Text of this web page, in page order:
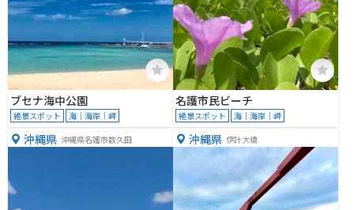
ブセナ海中公園
絶景スポット 海｜海岸｜岬
名護市民ビーチ
絶景スポット 海｜海岸｜岬
沖縄県 沖縄県名護市数久田 沖縄県 伊計大橋